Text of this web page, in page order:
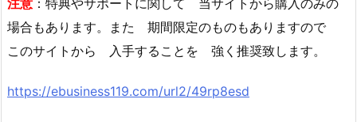
注意 ：特典やサポートに関して 当サイトから購入のみの
場合もあります。また 期間限定のものもありますので
このサイトから 入手することを 強く推奨致します。
https://ebusiness119.com/url2/49rp8esd